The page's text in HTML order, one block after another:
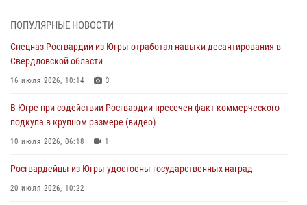
Военнослужащие Росгвардии сбили дрон-разведчик ВСУ на южном
направлении
Офицеры Росгвардии и ветераны войск правопорядка почтили
память генерала армии Ивана Кирилловича Яковлева
В Югре при силовой поддержке ОМОН Росгвардии задержаны
ПОПУЛЯРНЫЕ НОВОСТИ
Спецназ Росгвардии из Югры отработал навыки десантирования в
Свердловской области
16 июля 2026, 10:14 3
В Югре при содействии Росгвардии пресечен факт коммерческого
подкупа в крупном размере (видео)
10 июля 2026, 06:18 1
Росгвардейцы из Югры удостоены государственных наград
20 июля 2026, 10:22